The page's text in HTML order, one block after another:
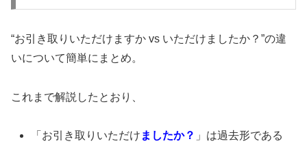
“お引き取りいただけますか vs いただけましたか？”の違
いについて簡単にまとめ。
これまで解説したとおり、
「お引き取りいただけ ましたか？ 」は過去形である